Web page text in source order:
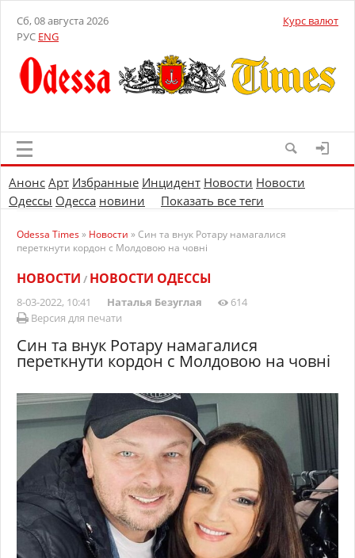
Сб, 08 августа 2026
РУС ENG
Курс валют
Анонс Арт Избранные Инцидент Новости Новости
Одессы Одесса новини Показать все теги
Odessa Times» Новости » Син та внук Ротару намагалися
переткнути кордон с Молдовою на човні
НОВОСТИ / НОВОСТИ ОДЕССЫ
8-03-2022, 10:41 Наталья Безуглая
614
Версия для печати
Син та внук Ротару намагалися
переткнути кордон с Молдовою на човні